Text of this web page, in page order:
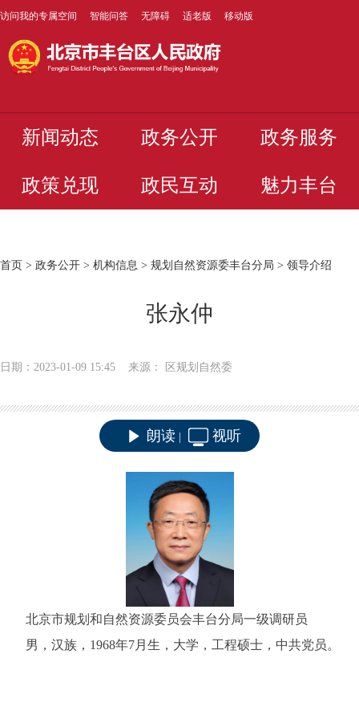
访问我的专属空间 智能问答 无障碍 适老版 移动版
新闻动态 政务公开 政务服务
政策兑现 政民互动 魅力丰台
首页 > 政务公开 > 机构信息 > 规划自然资源委丰台分局 > 领导介绍
张永仲
日期：2023-01-09 15:45 来源： 区规划自然委
朗读 视听
北京市规划和自然资源委员会丰台分局一级调研员
男，汉族， 1968年7月生，大学，工程硕士，中共党员。